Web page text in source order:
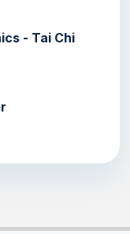
- Tai Chi